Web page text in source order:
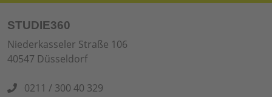
STUDIE360
Niederkasseler Straße 106
40547 Düsseldorf
0211 / 300 40 329